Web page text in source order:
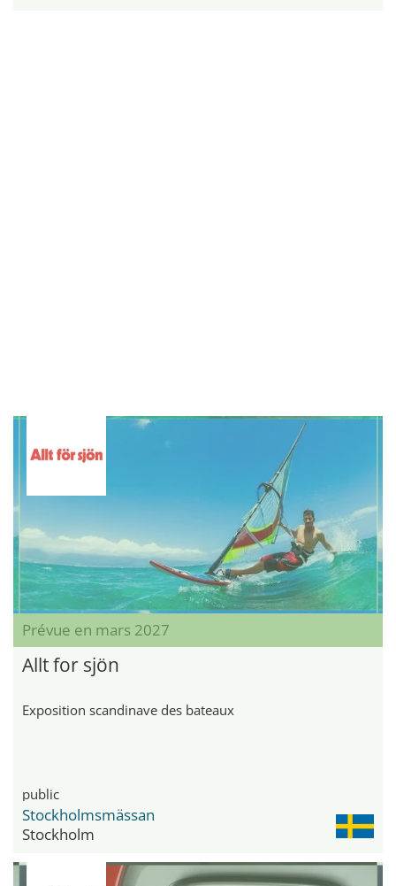
Prévue en mars 2027
Allt for sjön
Exposition scandinave des bateaux
public
Stockholmsmässan
Stockholm